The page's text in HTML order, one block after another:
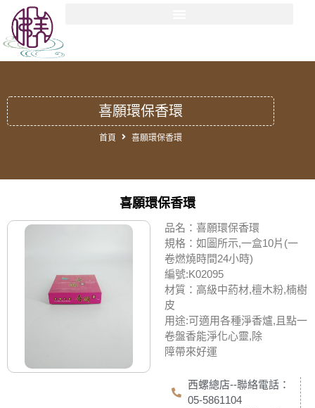
喜願環保香環
首頁 喜願環保香環
喜願環保香環
品名：喜願環保香環
規格：如圖所示,一盒10片(一
卷燃燒時間24小時)
編號:K02095
材質：高級中葯材,檀木粉,楠樹
皮
用途:可適用各種淨香爐,且點一
卷盤香能淨化心靈,除
障帶來好運
西螺總店--聯絡電話：
05-5861104